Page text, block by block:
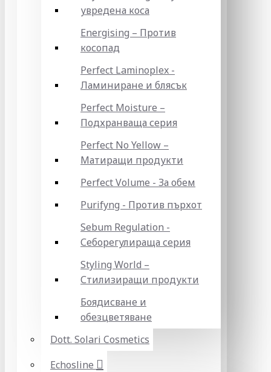
увредена коса
Energising – Против
косопад
Perfect Laminoplex -
Ламиниране и блясък
Perfect Moisture –
Подхранваща серия
Perfect No Yellow –
Матиращи продукти
Perfect Volume - За обем
Purifyng - Против пърхот
Sebum Regulation -
Себорегулираща серия
Styling World –
Стилизиращи продукти
Боядисване и
обезцветяване
Dott. Solari Cosmetics
Echosline